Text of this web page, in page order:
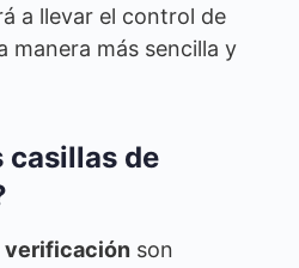
a llevar el control de
manera más sencilla y
casillas de
verificación son